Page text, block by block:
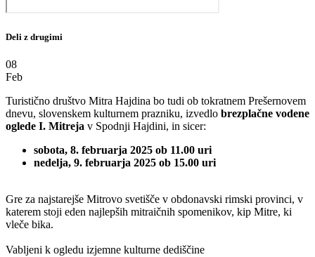
Deli z drugimi
08
Feb
Turistično društvo Mitra Hajdina bo tudi ob tokratnem Prešernovem
dnevu, slovenskem kulturnem prazniku, izvedlo brezplačne vodene
oglede I. Mitreja v Spodnji Hajdini, in sicer:
sobota, 8. februarja 2025 ob 11.00 uri
nedelja, 9. februarja 2025 ob 15.00 uri
Gre za najstarejše Mitrovo svetišče v obdonavski rimski provinci, v
katerem stoji eden najlepših mitraičnih spomenikov, kip Mitre, ki
vleče bika.
Vabljeni k ogledu izjemne kulturne dediščine